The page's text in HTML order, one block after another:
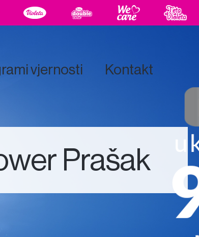
vjernosti Kontakt
Prašak